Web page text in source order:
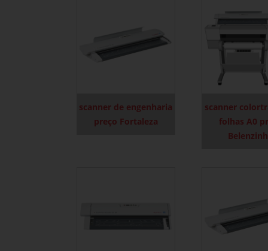
scanner de engenharia
preço Fortaleza
scanner
folhas A0